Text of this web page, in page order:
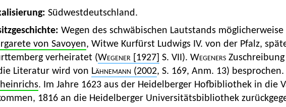
Südwestdeutschland.
Wegen des schwäbischen Lautstands
von Savoyen, Witwe Kurfürst Ludwigs IV. von der Pfalz,
verheiratet (Wegener[1927] S. VII). Wegeners
Literatur wird von Lähnemann (2002, S. 169, Anm. 13)
. Im Jahre 1623 aus der Heidelberger Hofbibliothek in die
1816 an die Heidelberger Universitätsbibliothek